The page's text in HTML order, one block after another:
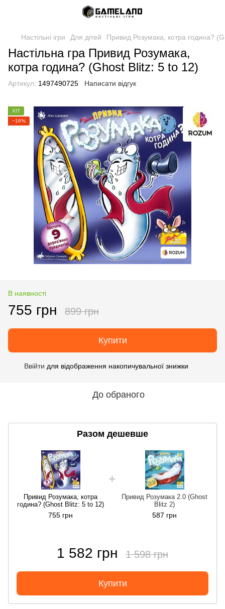
Настільні ігри Для дітей Привид Розумака, котра година?
Настільна гра Привид Розумака,
котра година? (Ghost Blitz: 5 to 12)
Артикул: 1497490725 Написати відгук
ХІТ
−16%
В наявності
755 грн 899 грн
Купити
Ввійти для відображення накопичувальної знижки
До обраного
Разом дешевше
Привид Розумака, котра
година? (Ghost Blitz: 5 to 12)
755 грн
Привид Розумака 2.0 (Ghost
Blitz 2)
587 грн
1 582 грн 1 598 грн
Купити